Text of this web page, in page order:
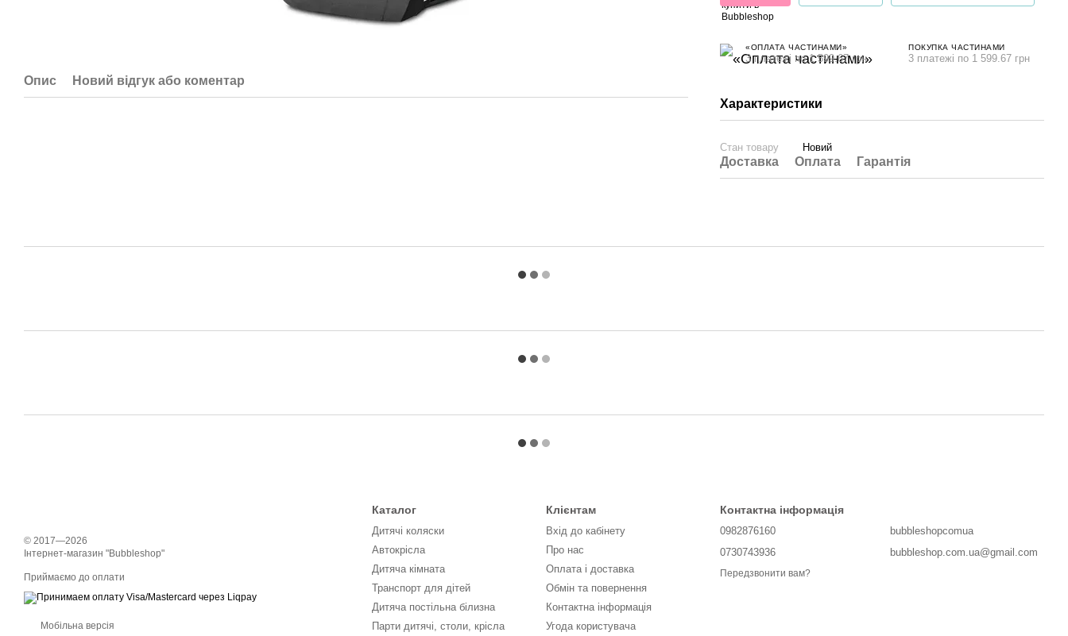
Опис Новий відгук або коментар
«ОПЛАТА ЧАСТИНАМИ»
3 платежі по 1 599.67 грн
ПОКУПКА ЧАСТИНАМИ
3 платежі по 1 599.67 грн
Характеристики
Стан товару Новий
Доставка Оплата Гарантія
© 2017—2026
Інтернет-магазин "Bubbleshop"
Приймаємо до оплати
Мобільна версія
Каталог
Дитячі коляски
Автокрісла
Дитяча кімната
Транспорт для дітей
Дитяча постільна білизна
Парти дитячі, столи, крісла
Клієнтам
Вхід до кабінету
Про нас
Оплата і доставка
Обмін та повернення
Контактна інформація
Угода користувача
Контактна інформація
0982876160
0730743936
Передзвонити вам?
bubbleshopcomua
bubbleshop.com.ua@gmail.com